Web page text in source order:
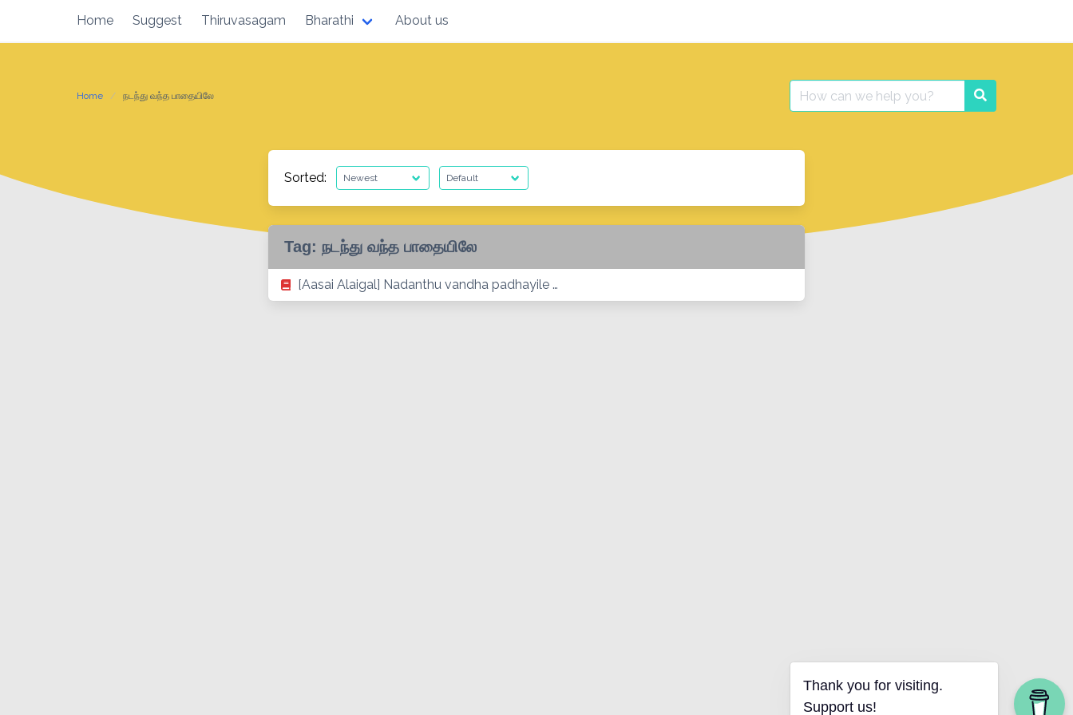
content
Home Suggest Thiruvasagam Bharathi About us
Home நடந்து வந்த பாதையிலே
Search
for:
Search
Sorted:
Tag: நடந்து வந்த பாதையிலே
[Aasai Alaigal] Nadanthu vandha padhayile …
Thank you for visiting.
Support us!